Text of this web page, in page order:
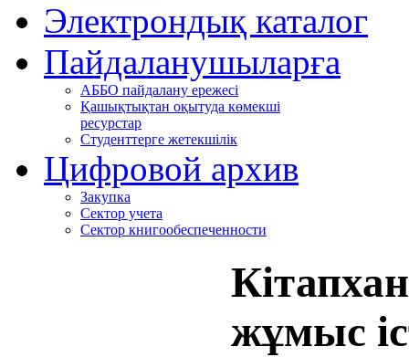
Электрондық каталог
Пайдаланушыларға
АББО пайдалану ережесі
Қашықтықтан оқытуда көмекші
ресурстар
Студенттерге жетекшілік
Цифровой архив
Закупка
Сектор учета
Сектор книгообеспеченности
жұмыс